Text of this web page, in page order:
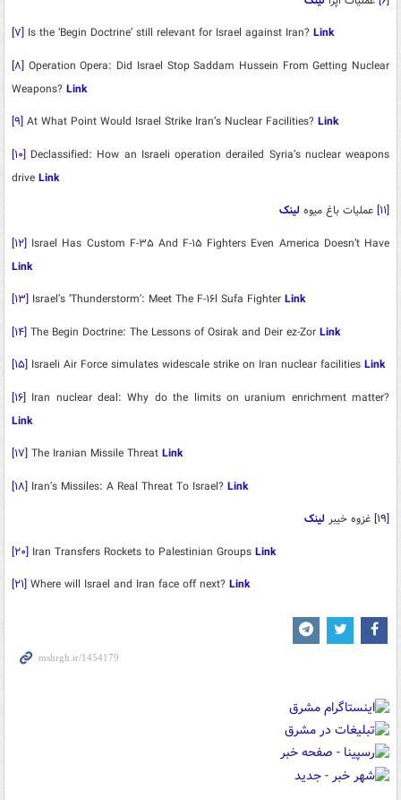
[۷] Is the ‘Begin Doctrine’ still relevant for Israel against Iran? Link
[۸] Operation Opera: Did Israel Stop Saddam Hussein From Getting Nuclear
Weapons? Link
[۹] At What Point Would Israel Strike Iran’s Nuclear Facilities? Link
[۱۰] Declassified: How an Israeli operation derailed Syria’s nuclear weapons
drive Link
[۱۱] عملیات باغ میوه لینک
[۱۲] Israel Has Custom F-۳۵ And F-۱۵ Fighters Even America Doesn’t Have
Link
[۱۳] Israel’s ‘Thunderstorm’: Meet The F-۱۶l Sufa Fighter Link
[۱۴] The Begin Doctrine: The Lessons of Osirak and Deir ez-Zor Link
[۱۵] Israeli Air Force simulates widescale strike on Iran nuclear facilities Link
[۱۶] Iran nuclear deal: Why do the limits on uranium enrichment matter?
Link
[۱۷] The Iranian Missile Threat Link
[۱۸] Iran’s Missiles: A Real Threat To Israel? Link
[۱۹] غزوه خیبر لینک
[۲۰] Iran Transfers Rockets to Palestinian Groups Link
[۲۱] Where will Israel and Iran face off next? Link